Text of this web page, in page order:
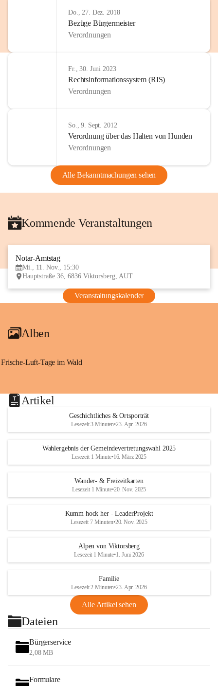
Do., 27. Dez. 2018
Bezüge Bürgermeister
Verordnungen
Fr., 30. Juni 2023
Rechtsinformationssystem (RIS)
Verordnungen
So., 9. Sept. 2012
Verordnung über das Halten von Hunden
Verordnungen
Alle Bekanntmachungen sehen
Kommende Veranstaltungen
Notar-Amtstag
Mi., 11. Nov., 15:30
Hauptstraße 36, 6836 Viktorsberg, AUT
Veranstaltungskalender
Alben
Frische-Luft-Tage im Wald
Artikel
Geschichtliches & Ortsporträt
Lesezeit 3 Minuten•23. Apr. 2026
Wahlergebnis der Gemeindevertretungswahl 2025
Lesezeit 1 Minute•16. März 2025
Wander- & Freizeitkarten
Lesezeit 1 Minute•20. Nov. 2025
Kumm hock her - LeaderProjekt
Lesezeit 7 Minuten•20. Nov. 2025
Alpen von Viktorsberg
Lesezeit 1 Minute•1. Juni 2026
Familie
Lesezeit 2 Minuten•23. Apr. 2026
Alle Artikel sehen
Dateien
Bürgerservice
2,08 MB
Formulare